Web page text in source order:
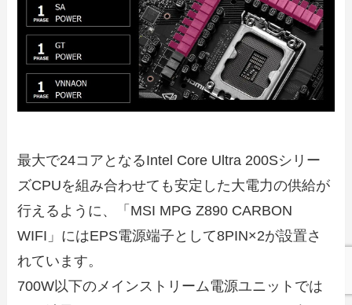
最大で24コアとなるIntel Core Ultra 200Sシリー
ズCPUを組み合わせても安定した大電力の供給が
行えるように、「MSI MPG Z890 CARBON
WIFI」にはEPS電源端子として8PIN×2が設置さ
れています。
700W以下のメインストリーム電源ユニットでは